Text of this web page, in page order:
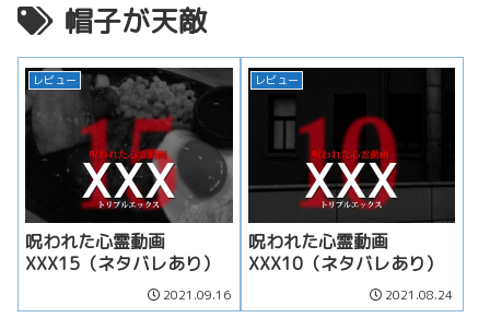
帽子が天敵
レビュー
呪われた心霊動画
XXX15（ネタバレあり）
2021.09.16
レビュー
呪われた心霊動画
XXX10（ネタバレあり）
2021.08.24